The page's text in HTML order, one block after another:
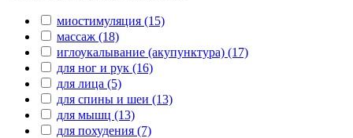
миостимуляция (15)
массаж (18)
иглоукалывание (акупунктура) (17)
для ног и рук (16)
для лица (5)
для спины и шеи (13)
для мышц (13)
для похудения (7)